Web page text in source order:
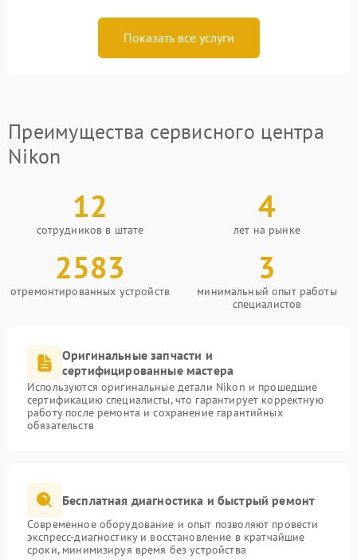
Показать все услуги
Преимущества сервисного центра
Nikon
12
сотрудников в штате
4
лет на рынке
2583
отремонтированных устройств
3
минимальный опыт работы
специалистов
Оригинальные запчасти и
сертифицированные мастера
Используются оригинальные детали Nikon и прошедшие
сертификацию специалисты, что гарантирует корректную
работу после ремонта и сохранение гарантийных
обязательств
Бесплатная диагностика и быстрый ремонт
Современное оборудование и опыт позволяют провести
экспресс-диагностику и восстановление в кратчайшие
сроки, минимизируя время без устройства